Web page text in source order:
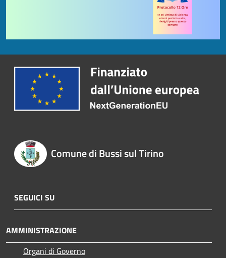
Comune di Bussi sul Tirino
SEGUICI SU
AMMINISTRAZIONE
Organi di Governo